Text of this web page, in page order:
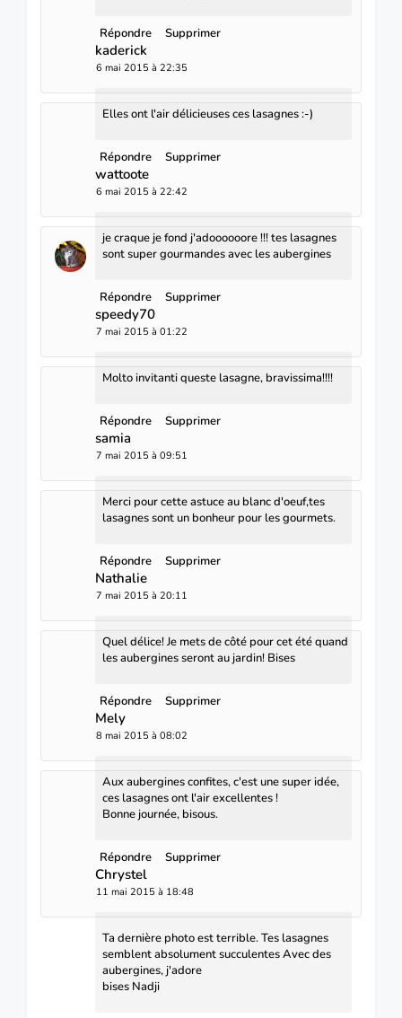
Répondre Supprimer
kaderick
6 mai 2015 à 22:35
Elles ont l'air délicieuses ces lasagnes :-)
Répondre Supprimer
wattoote
6 mai 2015 à 22:42
je craque je fond j'adoooooore !!! tes lasagnes
sont super gourmandes avec les aubergines
Répondre Supprimer
speedy70
7 mai 2015 à 01:22
Molto invitanti queste lasagne, bravissima!!!!
Répondre Supprimer
samia
7 mai 2015 à 09:51
Merci pour cette astuce au blanc d'oeuf,tes
lasagnes sont un bonheur pour les gourmets.
Répondre Supprimer
Nathalie
7 mai 2015 à 20:11
Quel délice! Je mets de côté pour cet été quand
les aubergines seront au jardin! Bises
Répondre Supprimer
Mely
8 mai 2015 à 08:02
Aux aubergines confites, c'est une super idée,
ces lasagnes ont l'air excellentes !
Bonne journée, bisous.
Répondre Supprimer
Chrystel
11 mai 2015 à 18:48
Ta dernière photo est terrible. Tes lasagnes
semblent absolument succulentes Avec des
aubergines, j'adore
bises Nadji